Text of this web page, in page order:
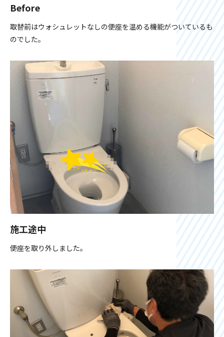
Before
取替前はウォシュレットなしの便座を温める機能がついているも
のでした。
施工途中
便座を取り外しました。